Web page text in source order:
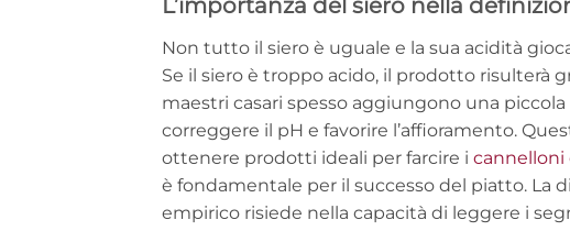
Non tutto il siero è uguale e la sua acidità
Se il siero è troppo acido, il prodotto risulterà
maestri casari spesso aggiungono una
correggere il pH e favorire l’affioramento.
ottenere prodotti ideali per farcire i cannelloni
è fondamentale per il successo del piatto. La
empirico risiede nella capacità di leggere i